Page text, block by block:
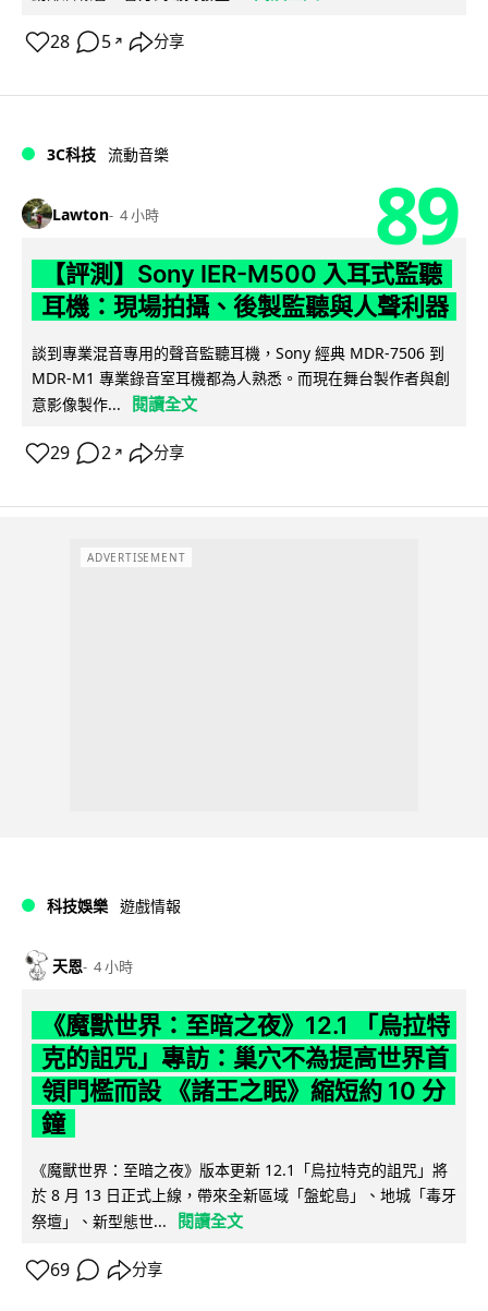
28 5 ↗ 分享
3C科技 流動音樂
Lawton 4 小時 89
【評測】Sony IER-M500 入耳式監聽
耳機：現場拍攝、後製監聽與人聲利器
談到專業混音專用的聲音監聽耳機，Sony 經典 MDR-7506 到
MDR-M1 專業錄音室耳機都為人熟悉。而現在舞台製作者與創
意影像製作...
閱讀全文
29 2 ↗ 分享
ADVERTISEMENT
科技娛樂 遊戲情報
天恩 4 小時
《魔獸世界：至暗之夜》12.1 「烏拉特
克的詛咒」專訪：巢穴不為提高世界首
領門檻而設 《諸王之眠》縮短約 10 分
鐘
《魔獸世界：至暗之夜》版本更新 12.1「烏拉特克的詛咒」將
於 8 月 13 日正式上線，帶來全新區域「盤蛇島」、地城「毒牙
祭壇」、新型態世...
閱讀全文
69 分享